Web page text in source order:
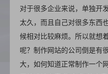
对于很多企业来说，单独开
太久，而且自己对很多东西
候相对比较麻烦。所以就想
呢？制作网站的公司倒是有
大，如何知道正常制作一个